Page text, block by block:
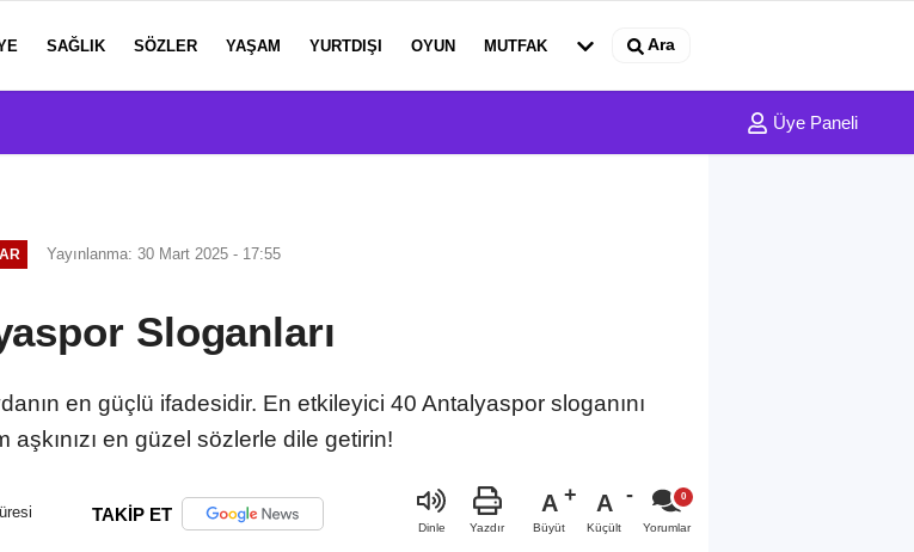
SAĞLIK SÖZLER YAŞAM YURTDIŞI OYUN MUTFAK Ara
Üye Paneli
Yayınlanma: 30 Mart 2025 - 17:55
Sloganları
en güçlü ifadesidir. En etkileyici 40 Antalyaspor sloganını
aşkınızı en güzel sözlerle dile getirin!
TAKİP ET
Dinle Yazdır
A
Büyüt
A
Küçült Yorumlar